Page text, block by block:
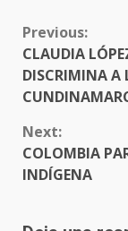
CONTINUE
READING
Previous:
CLAUDIA
DISCRIMINA A
Next:
COLOMBIA
INDÍGENA